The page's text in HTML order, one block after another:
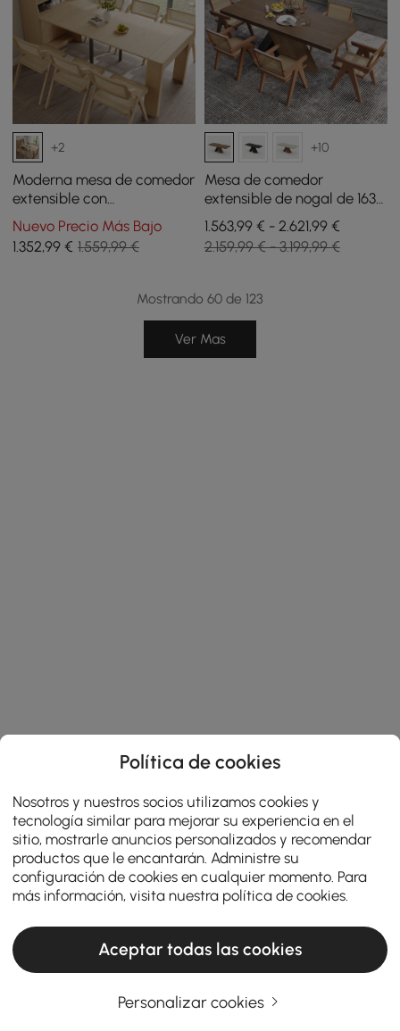
+2
Moderna mesa de comedor
extensible con
almacenamiento y 6 sillas
de comedor plegables
naturales de madera
Nuevo Precio Más Bajo
1.352,99 € 1.559,99 €
+10
Mesa de comedor
extensible de nogal de 1630
mm a 2030 mm y 6 sillas de
comedor de ratán Japandi
de nogal
1.563,99 € - 2.621,99 €
2.159,99 € - 3.199,99 €
Mostrando 60 de 123
Ver Mas
Política de cookies
Nosotros y nuestros socios utilizamos cookies y
tecnología similar para mejorar su experiencia en el
sitio, mostrarle anuncios personalizados y recomendar
productos que le encantarán. Administre su
configuración de cookies en cualquier momento. Para
más información, visita nuestra política de cookies
Aceptar todas las cookies
Personalizar cookies